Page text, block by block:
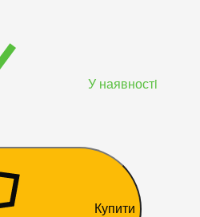
У наявностi
Купити